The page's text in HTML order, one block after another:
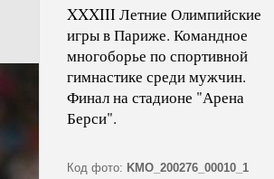
XXXIII Летние Олимпийские
игры в Париже. Командное
многоборье по спортивной
гимнастике среди мужчин.
Финал на стадионе "Арена
Берси".
Код фото: KMO_200276_00010_1